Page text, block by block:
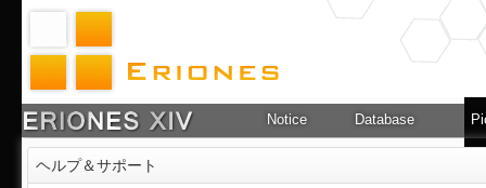
Notice Database
ヘルプ＆サポート